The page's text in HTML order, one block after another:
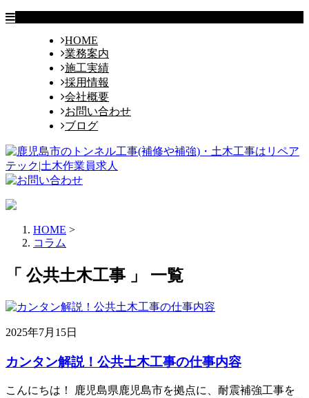
HOME
業務案内
施工実績
採用情報
会社概要
お問い合わせ
ブログ
HOME >
コラム
「 公共土木工事 」 一覧
2025年7月15日
カンタン解説！公共土木工事の仕事内容
こんにちは！ 鹿児島県鹿児島市を拠点に、耐震補強工事を